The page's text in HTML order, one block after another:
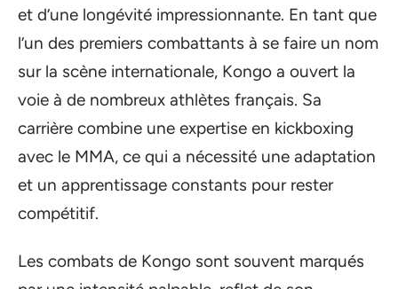
et d’une longévité impressionnante. En tant que
l’un des premiers combattants à se faire un nom
sur la scène internationale, Kongo a ouvert la
voie à de nombreux athlètes français. Sa
carrière combine une expertise en kickboxing
avec le MMA, ce qui a nécessité une adaptation
et un apprentissage constants pour rester
compétitif.
Les combats de Kongo sont souvent marqués